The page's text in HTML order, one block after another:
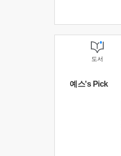
도서
예스's Pick